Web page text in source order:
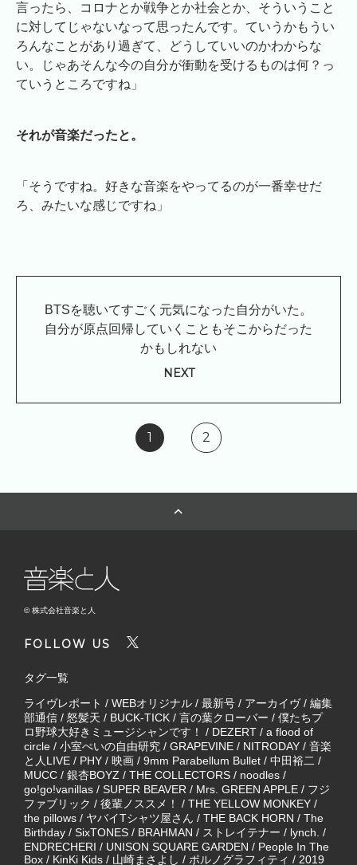
言ったら、コロナとか戦争とか社会とか、そういうこと
に対してじゃないなって思ったんです。ていうかもうい
ろんなことがあり過ぎて、どうしていいのかわからな
い。じゃあそんな今の自分が衝動を受けるものは何？っ
ていうところですね」
それが音楽だったと。
「そうですね。好きな音楽をやってるのが一番幸せだ
ろ、みたいな感じですね」
BTSを聴いてすごく元気になった自分がいた。
自分が原点回帰していくこともそこからだった
かもしれない
NEXT
1 2
© 株式会社音楽と人
FOLLOW US
タグ一覧
ライヴレポート / WEBオリジナル / 最新号 / アーカイヴ/ 編集
部通信 / 怒髪天 / BUCK-TICK / 言の葉クローバー / 僕たちプ
ロ野球大好きミュージシャンです！
/ DEZERT / a flood of
circle / 小室ぺいの自由研究 / GRAPEVINE / NITRODAY / 音楽
と人LIVE / PHY / 映画 / 9mm Parabellum Bullet / 中田裕二 /
MUCC / 銀杏BOYZ / THE COLLECTORS / noodles /
go!go!vanillas / SUPER BEAVER / Mrs. GREEN APPLE / フジ
ファブリック / 後輩ノススメ！ / THE YELLOW MONKEY /
the pillows / ヤバイTシャツ屋さん / THE BACK HORN / The
Birthday / SixTONES / BRAHMAN / ストレイテナー / lynch. /
ENDRECHERI / UNISON SQUARE GARDEN / People In The
Box / KinKi Kids / 山崎まさよし / ポルノグラフィティ / 2019